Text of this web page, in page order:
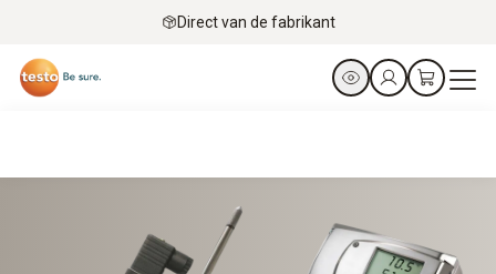
Direct van de fabrikant